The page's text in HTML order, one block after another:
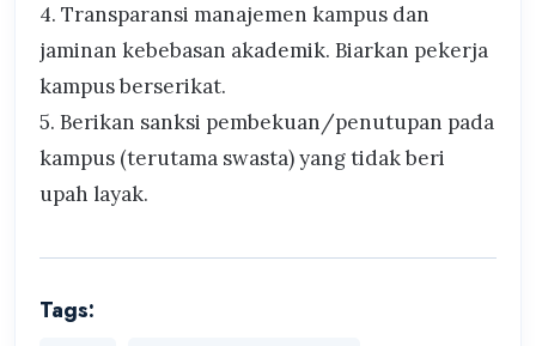
4. Transparansi manajemen kampus dan
jaminan kebebasan akademik. Biarkan pekerja
kampus berserikat.
5. Berikan sanksi pembekuan/penutupan pada
kampus (terutama swasta) yang tidak beri
upah layak.
Tags: